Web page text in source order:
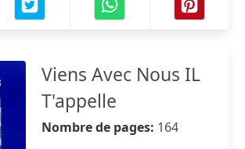
Viens Avec Nous IL
T'appelle
Nombre de pages: 164